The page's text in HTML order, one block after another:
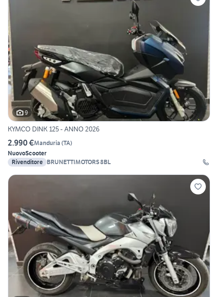
9
KYMCO DINK 125 - ANNO 2026
2.990 €Manduria (TA)
NuovoScooter
Rivenditore BRUNETTIMOTORS 8BL